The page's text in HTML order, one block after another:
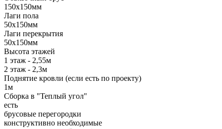
150х150мм
Лаги пола
50х150мм
Лаги перекрытия
50х150мм
Высота этажей
1 этаж - 2,55м
2 этаж - 2,3м
Поднятие кровли (если есть по проекту)
1м
Сборка в "Теплый угол"
есть
брусовые перегородки
конструктивно необходимые